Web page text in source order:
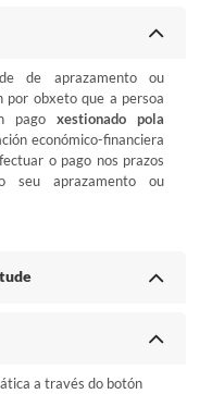
de aprazamento ou
por obxeto que a persoa
pago xestionado pola
económico-financiera
o pago nos prazos
seu aprazamento ou
a través do botón